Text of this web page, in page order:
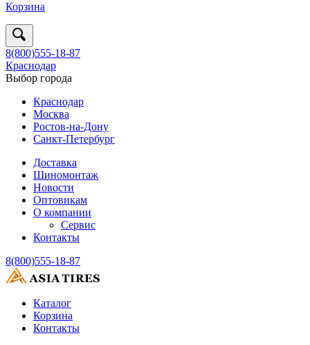
Корзина
8(800)555-18-87
Краснодар
Выбор города
Краснодар
Москва
Ростов-на-Дону
Санкт-Петербург
Доставка
Шиномонтаж
Новости
Оптовикам
О компании
Сервис
Контакты
8(800)555-18-87
Каталог
Корзина
Контакты